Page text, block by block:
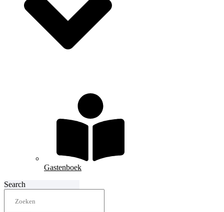
Gastenboek
Search